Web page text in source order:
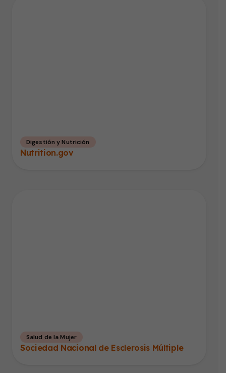
Digestión y Nutrición
Nutrition.gov
Salud de la Mujer
Sociedad Nacional de Esclerosis Múltiple